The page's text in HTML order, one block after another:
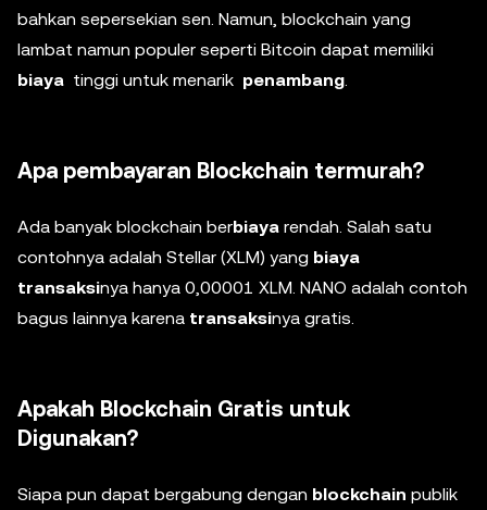
bahkan sepersekian sen. Namun, blockchain yang
lambat namun populer seperti Bitcoin dapat memiliki
biaya tinggi untuk menarik penambang.
Apa pembayaran Blockchain termurah?
Ada banyak blockchain berbiaya rendah. Salah satu
contohnya adalah Stellar (XLM) yang biaya
transaksinya hanya 0,00001 XLM. NANO adalah contoh
bagus lainnya karena transaksinya gratis.
Apakah Blockchain Gratis untuk
Digunakan?
Siapa pun dapat bergabung dengan blockchain publik